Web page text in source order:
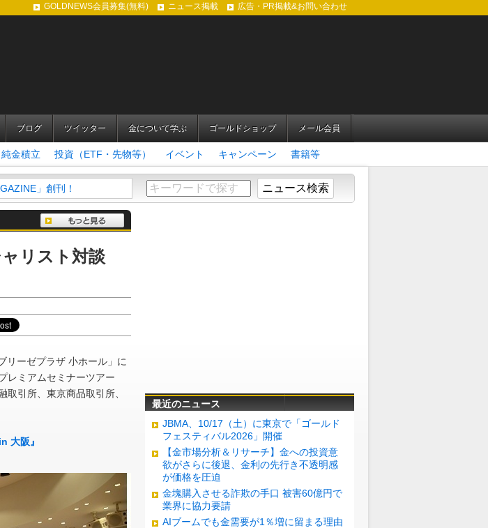
GOLDNEWS会員募集(無料) ニュース掲載 広告・PR掲載&お問い合わせ
ブログ ツイッター 金について学ぶ ゴールドショップ メール会員
金積立 投資（ETF・先物等） イベント キャンペーン 書籍等
覧いただけます
リスト対談
リーゼプラザ 小ホール」に
レミアムセミナーツアー
取引所、東京商品取引所、
大阪』
最近のニュース
JBMA、10/17（土）に東京で「ゴールド
フェスティバル2026」開催
【金市場分析＆リサーチ】金への投資意
欲がさらに後退、金利の先行き不透明感
が価格を圧迫
金塊購入させる詐欺の手口 被害60億円で
業界に協力要請
AIブームでも金需要が1％増に留まる理由